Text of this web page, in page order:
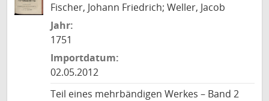
Fischer, Johann Friedrich; Weller, Jacob
Jahr:
1751
Importdatum:
02.05.2012
Teil eines mehrbändigen Werkes – Band 2